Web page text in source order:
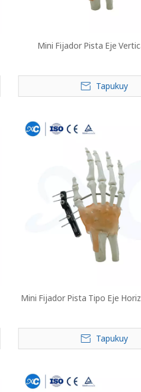
Mini Fijador Pista Eje
Tapukuy
Mini Fijador Pista Tipo Eje
Tapukuy